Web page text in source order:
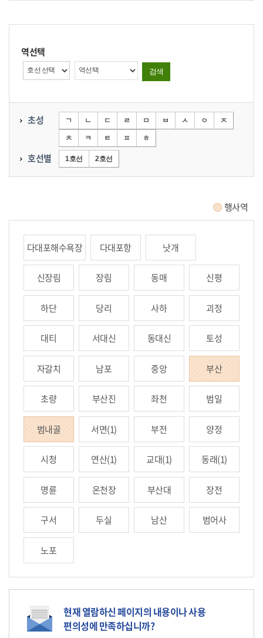
역선택
초성 ㄱ ㄴ ㄷ ㄹ ㅁ ㅂ ㅅ ㅇ ㅈ
ㅊ ㅋ ㅌ ㅍ ㅎ
호선별 1호선 2호선
행사역
다대포해수욕장 다대포항 낫개
신장림 장림 동매 신평
하단 당리 사하 괴정
대티 서대신 동대신 토성
자갈치 남포 중앙 부산
초량 부산진 좌천 범일
범내골 서면(1) 부전 양정
시청 연산(1) 교대(1) 동래(1)
명륜 온천장 부산대 장전
구서 두실 남산 범어사
노포
현재 열람하신 페이지의 내용이나 사용
편의성에 만족하십니까?